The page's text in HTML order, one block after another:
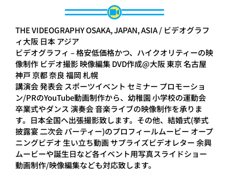
THE VIDEOGRAPHY OSAKA, JAPAN, ASIA / ビデオグラフ
ィ大阪 日本 アジア
ビデオグラフィ – 格安低価格かつ、ハイクオリティーの映
像制作 ビデオ撮影 映像編集 DVD作成@大阪 東京 名古屋
神戸 京都 奈良 福岡 札幌
講演会 発表会 スポーツイベント セミナー プロモーショ
ン/PRのYouTube動画制作から、幼稚園 小学校の運動会
卒業式やダンス 演奏会 音楽ライブの映像制作を承りま
す。日本全国へ出張撮影致します。その他、結婚式(挙式
披露宴 二次会 パーティー)のプロフィールムービー オープ
ニングビデオ 生い立ち動画 サプライズビデオレター 余興
ムービーや誕生日など各イベント用写真スライドショー
動画制作/映像編集なども対応致します。